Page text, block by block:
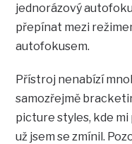
jednorázový
přepínat mezi
autofokusem.
Přístroj nenabízí
samozřejmě
picture styles, kde mi
už jsem se zmínil.